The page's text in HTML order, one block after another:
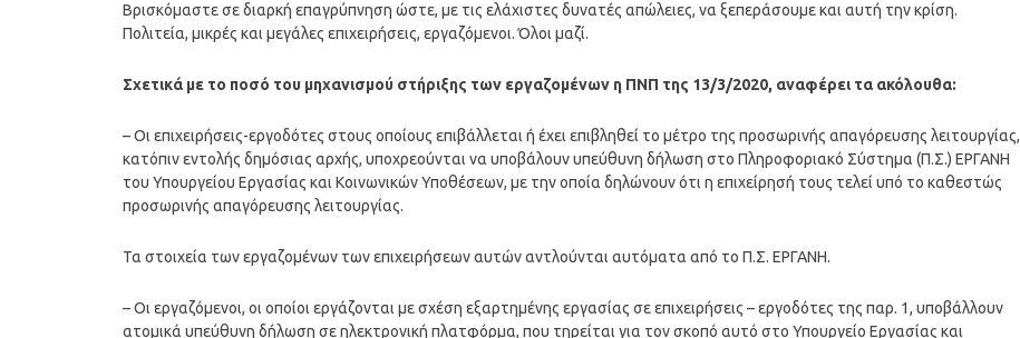
Βρισκόμαστε σε διαρκή επαγρύπνηση ώστε, με τις ελάχιστες δυνατές απώλειες, να ξεπεράσουμε και αυτή την κρίση.
Πολιτεία, μικρές και μεγάλες επιχειρήσεις, εργαζόμενοι. Όλοι μαζί.
Σχετικά με το ποσό του μηχανισμού στήριξης των εργαζομένων η ΠΝΠ της 13/3/2020, αναφέρει τα ακόλουθα:
– Οι επιχειρήσεις-εργοδότες στους οποίους επιβάλλεται ή έχει επιβληθεί το μέτρο της προσωρινής απαγόρευσης λειτουργίας,
κατόπιν εντολής δημόσιας αρχής, υποχρεούνται να υποβάλουν υπεύθυνη δήλωση στο Πληροφοριακό Σύστημα (Π.Σ.) ΕΡΓΑΝΗ
του Υπουργείου Εργασίας και Κοινωνικών Υποθέσεων, με την οποία δηλώνουν ότι η επιχείρησή τους τελεί υπό το καθεστώς
προσωρινής απαγόρευσης λειτουργίας.
Τα στοιχεία των εργαζομένων των επιχειρήσεων αυτών αντλούνται αυτόματα από το Π.Σ. ΕΡΓΑΝΗ.
– Οι εργαζόμενοι, οι οποίοι εργάζονται με σχέση εξαρτημένης εργασίας σε επιχειρήσεις – εργοδότες της παρ. 1, υποβάλλουν
ατομικά υπεύθυνη δήλωση σε ηλεκτρονική πλατφόρμα, που τηρείται για τον σκοπό αυτό στο Υπουργείο Εργασίας και